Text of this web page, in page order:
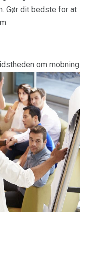
Gør dit bedste for at
om mobning